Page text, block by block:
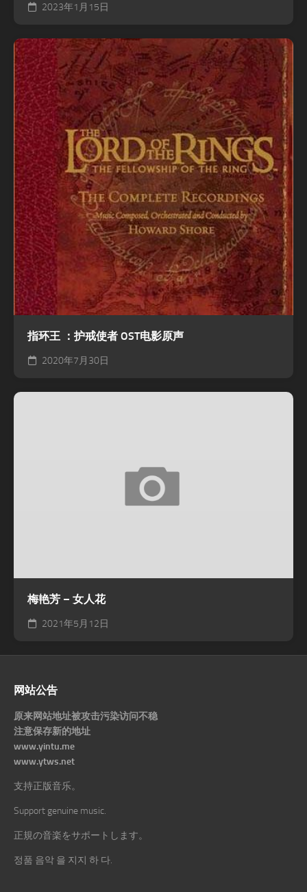
2023年1月15日
指环王 ：护戒使者 OST电影原声
2020年7月30日
梅艳芳 – 女人花
2021年5月12日
网站公告
原来网站地址被攻击污染访问不稳
注意保存新的地址
www.yintu.me
www.ytws.net
支持正版音乐。
Support genuine music.
正規の音楽をサポートします。
정품 음악 을 지지 하 다.